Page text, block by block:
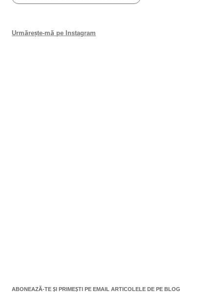
Urmărește-mă pe Instagram
ABONEAZĂ-TE ȘI PRIMEȘTI PE EMAIL ARTICOLELE DE PE BLOG